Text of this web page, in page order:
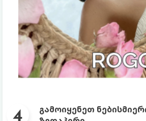
გამოიყენეთ